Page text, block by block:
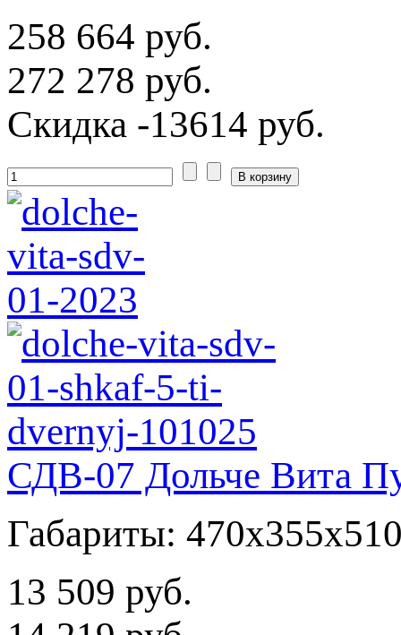
258 664 руб.
272 278 руб.
Скидка -13614 руб.
СДВ-07 Дольче Вита
Габариты:
13 509 руб.